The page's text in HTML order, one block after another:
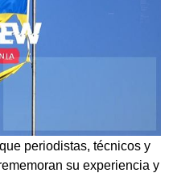
periodistas, técnicos y
su experiencia y